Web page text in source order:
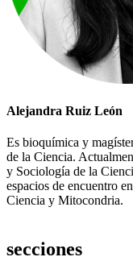
Alejandra Ruiz León
Es bioquímica y
de la Ciencia.
y Sociología de la
espacios de encuentro
Ciencia y Mitocondria.
secciones